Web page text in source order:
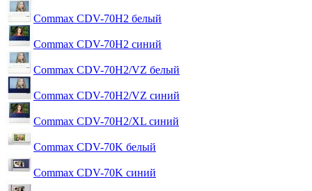
Commax CDV-70H2 белый
Commax CDV-70H2 синий
Commax CDV-70H2/VZ белый
Commax CDV-70H2/VZ синий
Commax CDV-70H2/XL синий
Commax CDV-70K белый
Commax CDV-70K синий